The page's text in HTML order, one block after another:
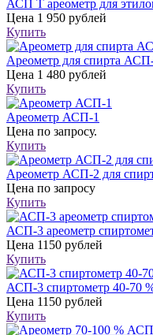
АСП Т ареометр для
Цена 1 950 рублей
Купить
Ареометр для спирта
Цена 1 480 рублей
Купить
Ареометр АСП-1
Цена по запросу.
Купить
Ареометр АСП-2 для
Цена по запросу
Купить
АСП-3 ареометр
Цена 1150 рублей
Купить
АСП-3 спиртометр 40-70
Цена 1150 рублей
Купить